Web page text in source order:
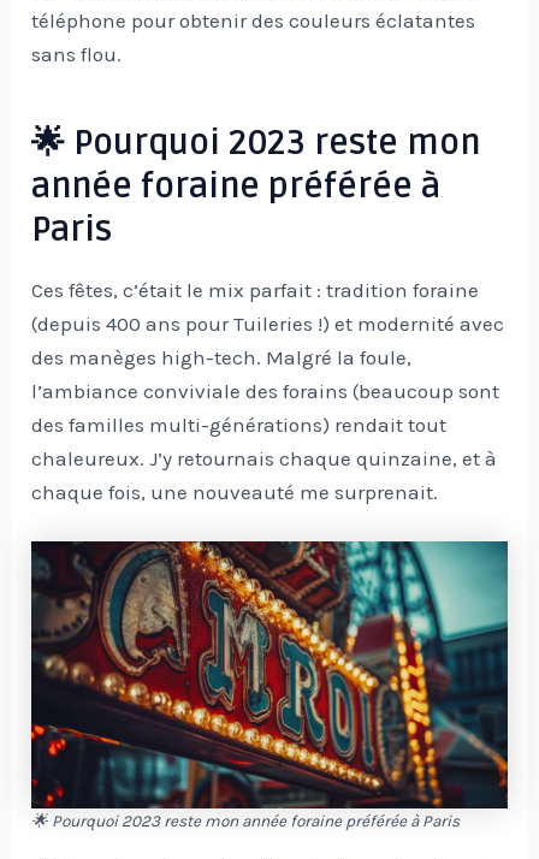
téléphone pour obtenir des couleurs éclatantes
sans flou.
🌟 Pourquoi 2023 reste mon
année foraine préférée à
Paris
Ces fêtes, c’était le mix parfait : tradition foraine
(depuis 400 ans pour Tuileries !) et modernité avec
des manèges high-tech. Malgré la foule,
l’ambiance conviviale des forains (beaucoup sont
des familles multi-générations) rendait tout
chaleureux. J’y retournais chaque quinzaine, et à
chaque fois, une nouveauté me surprenait.
🌟 Pourquoi 2023 reste mon année foraine préférée à Paris